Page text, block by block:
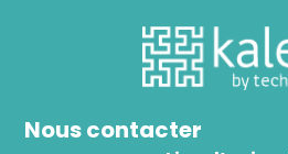
Nous contacter